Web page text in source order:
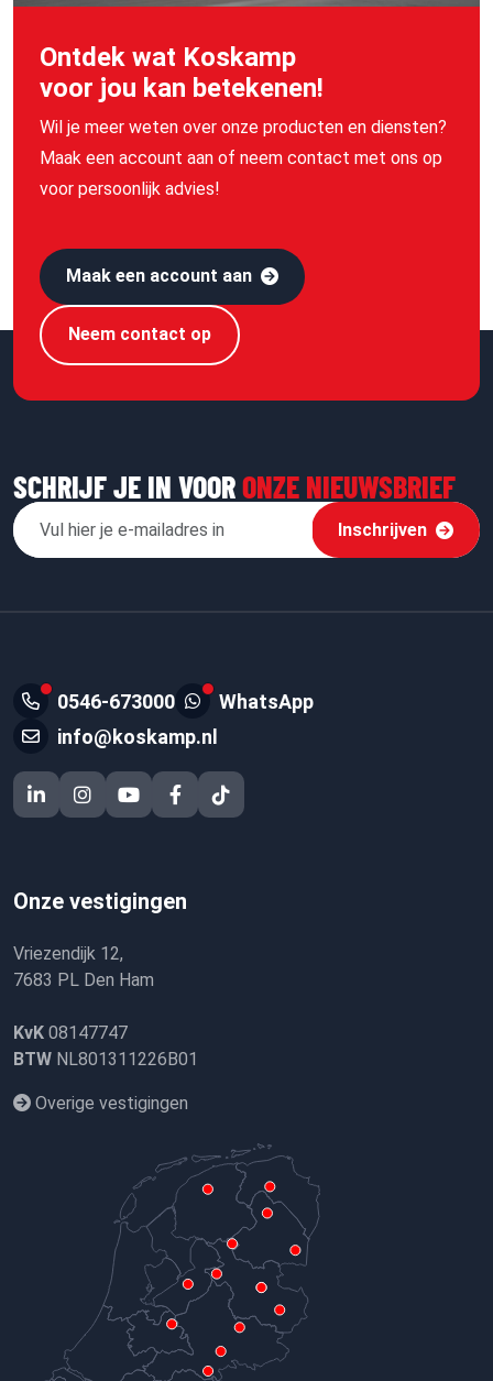
Ontdek wat Koskamp
voor jou kan betekenen!
Wil je meer weten over onze producten en diensten?
Maak een account aan of neem contact met ons op
voor persoonlijk advies!
Maak een account aan
Neem contact op
SCHRIJF JE IN VOORONZE NIEUWSBRIEF
Inschrijven
0546-673000
WhatsApp
info@koskamp.nl
Onze vestigingen
Vriezendijk 12,
7683 PL Den Ham
KvK 08147747
BTW NL801311226B01
Overige vestigingen